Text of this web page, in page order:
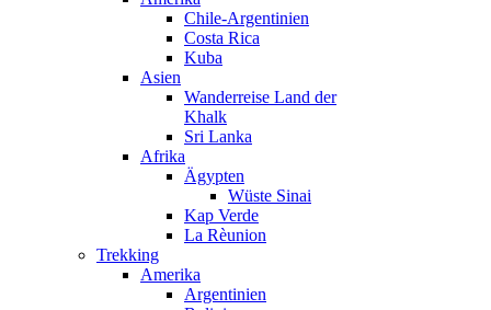
Chile-Argentinien
Costa Rica
Kuba
Asien
Wanderreise Land der
Khalk
Sri Lanka
Afrika
Ägypten
Wüste Sinai
Kap Verde
La Rèunion
Trekking
Amerika
Argentinien